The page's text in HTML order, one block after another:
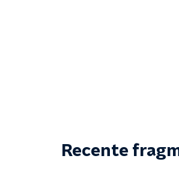
Recente